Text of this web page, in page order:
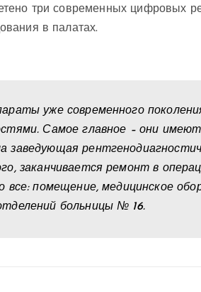
три современных цифровых
в палатах.
уже современного
Самое главное – они
заведующая
заканчивается ремонт в
все: помещение, медицинское
больницы № 16.